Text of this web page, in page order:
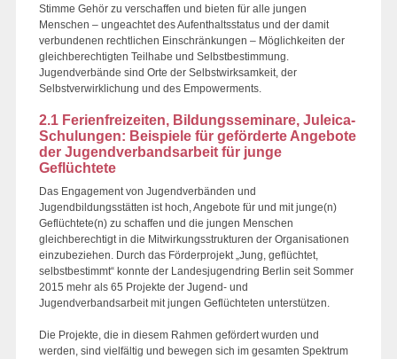
Stimme Gehör zu verschaffen und bieten für alle jungen
Menschen – ungeachtet des Aufenthaltsstatus und der damit
verbundenen rechtlichen Einschränkungen – Möglichkeiten der
gleichberechtigten Teilhabe und Selbstbestimmung.
Jugendverbände sind Orte der Selbstwirksamkeit, der
Selbstverwirklichung und des Empowerments.
2.1 Ferienfreizeiten, Bildungsseminare, Juleica-
Schulungen: Beispiele für geförderte Angebote
der Jugendverbandsarbeit für junge
Geflüchtete
Das Engagement von Jugendverbänden und
Jugendbildungsstätten ist hoch, Angebote für und mit junge(n)
Geflüchtete(n) zu schaffen und die jungen Menschen
gleichberechtigt in die Mitwirkungsstrukturen der Organisationen
einzubeziehen. Durch das Förderprojekt „Jung, geflüchtet,
selbstbestimmt“ konnte der Landesjugendring Berlin seit Sommer
2015 mehr als 65 Projekte der Jugend- und
Jugendverbandsarbeit mit jungen Geflüchteten unterstützen.
Die Projekte, die in diesem Rahmen gefördert wurden und
werden, sind vielfältig und bewegen sich im gesamten Spektrum